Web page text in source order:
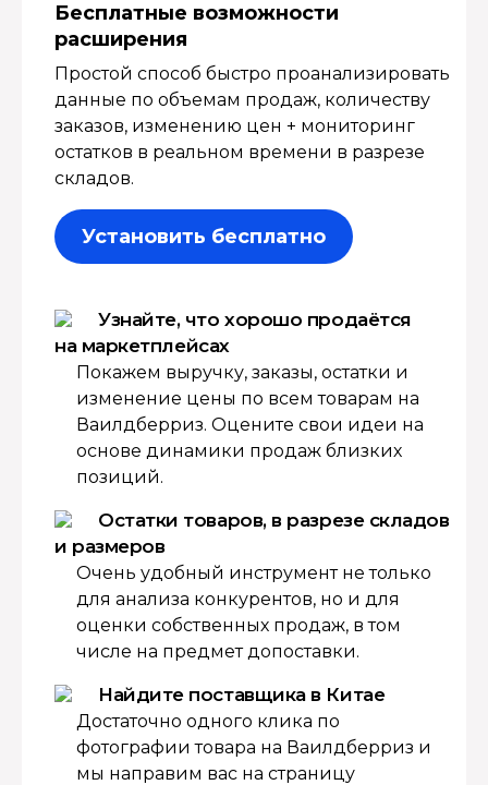
Бесплатные возмож­ности
расширения
Простой способ быстро проанализировать
данные по объемам продаж, количеству
заказов, изменению цен + мониторинг
остатков в реальном времени в разрезе
складов.
Установить бесплатно
Узнайте, что хорошо продаётся
на маркетплейсах
Покажем выручку, заказы, остатки и
изменение цены по всем товарам на
Ваилдберриз. Оцените свои идеи на
основе динамики продаж близких
позиций.
Остатки товаров, в разрезе складов
и размеров
Очень удобный инструмент не только
для анализа конкурентов, но и для
оценки собственных продаж, в том
числе на предмет допоставки.
Найдите поставщика в Китае
Достаточно одного клика по
фотографии товара на Ваилдберриз и
мы направим вас на страницу